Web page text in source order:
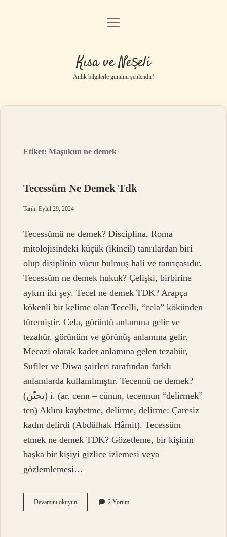
Anasayfa
Yasal Uyarı
menüyü
Kısa ve Neşeli
Anlık bilgilerle gününü şenlendir!
Etiket:Maşukun ne demek
Tecessüm Ne Demek Tdk
Tarih: Eylül 29, 2024
Tecessümü ne demek? Disciplina, Roma
mitolojisindeki küçük (ikincil) tanrılardan biri
olup disiplinin vücut bulmuş hali ve tanrıçasıdır.
Tecessüm ne demek hukuk? Çelişki, birbirine
aykırı iki şey. Tecel ne demek TDK? Arapça
kökenli bir kelime olan Tecelli, “cela” kökünden
türemiştir. Cela, görüntü anlamına gelir ve
tezahür, görünüm ve görünüş anlamına gelir.
Mecazi olarak kader anlamına gelen tezahür,
Sufiler ve Diwa şairleri tarafından farklı
anlamlarda kullanılmıştır. Tecennü ne demek?
(ﺗﺠﻨّﻦ) i. (ar. cenn – cünūn, tecennun “delirmek”
ten) Aklını kaybetme, delirme, delirme: Çaresiz
kadın delirdi (Abdülhak Hâmit). Tecessüm
etmek ne demek TDK? Gözetleme, bir kişinin
başka bir kişiyi gizlice izlemesi veya
gözlemlemesi…
Devamını okuyunTecessüm
Ne
2 Yorum